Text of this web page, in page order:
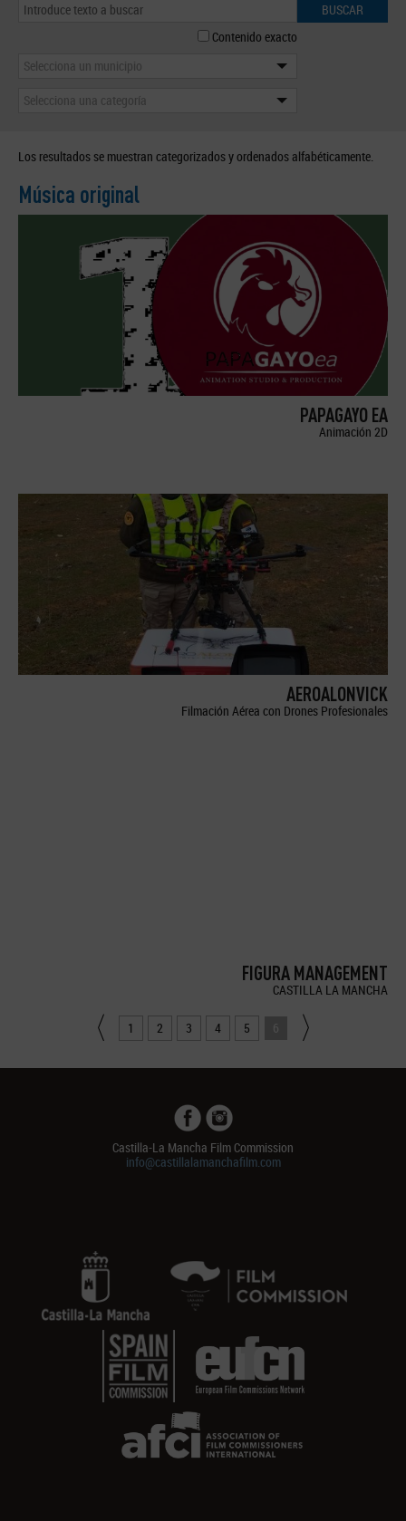
BUSCAR
Contenido exacto
Selecciona un municipio
Selecciona una categoría
Los resultados se muestran categorizados y ordenados alfabéticamente.
Música original
PAPAGAYO EA
Animación 2D
AEROALONVICK
Filmación Aérea con Drones Profesionales
FIGURA MANAGEMENT
CASTILLA LA MANCHA
1 2 3 4 5 6
Castilla-La Mancha Film Commission
info@castillalamanchafilm.com